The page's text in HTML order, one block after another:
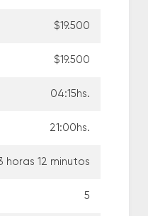
$19.500
$19.500
04:15hs.
21:00hs.
horas 12 minutos
5